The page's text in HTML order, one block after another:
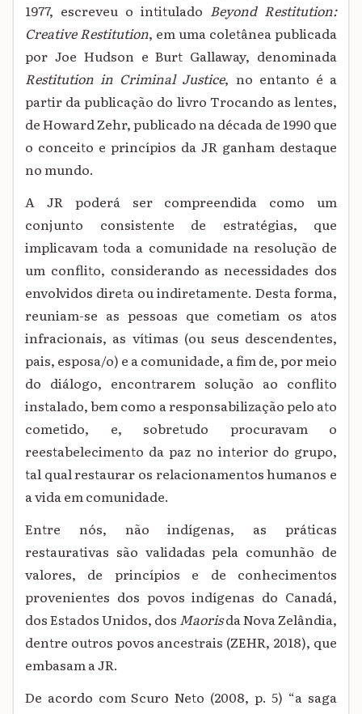
1977, escreveu o intitulado Beyond Restitution:
Creative Restitution, em uma coletânea publicada
por Joe Hudson e Burt Gallaway, denominada
Restitution in Criminal Justice, no entanto é a
partir da publicação do livro Trocando as lentes,
de Howard Zehr, publicado na década de 1990 que
o conceito e princípios da JR ganham destaque
no mundo.
A JR poderá ser compreendida como um
conjunto consistente de estratégias, que
implicavamtoda a comunidade na resolução de
um conflito, considerando as necessidades dos
envolvidos direta ou indiretamente. Desta forma,
reuniam-se as pessoas que cometiam os atos
infracionais, as vítimas (ou seus descendentes,
pais, esposa/o) e a comunidade, a fim de, por meio
do diálogo, encontrarem solução ao conflito
instalado, bem como a responsabilização pelo ato
cometido, e, sobretudo procuravam o
reestabelecimento da paz no interior do grupo,
tal qual restaurar os relacionamentoshumanos e
a vida em comunidade.
Entre nós, não indígenas, as práticas
restaurativas são validadaspela comunhão de
valores, de princípios e de conhecimentos
provenientes dos povos indígenas do Canadá,
dos Estados Unidos, dos Maorisda Nova Zelândia,
dentre outros povos ancestrais (ZEHR, 2018), que
embasam a JR.
De acordo com ScuroNeto (2008, p. 5) “a saga